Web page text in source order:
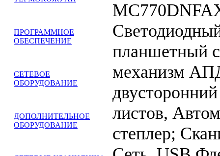
ПРОГРАММНОЕ
ОБЕСПЕЧЕНИЕ
СЕТЕВОЕ
ОБОРУДОВАНИЕ
ДОПОЛНИТЕЛЬНОЕ
ОБОРУДОВАНИЕ
планшетный
механизм
листов,
степлер;